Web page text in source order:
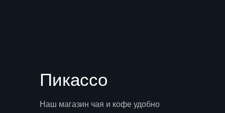
Наш магазин чая и кофе удобно
Пикассо